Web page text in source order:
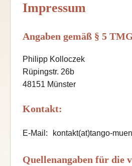
Impressum
Angaben gemäß § 5
Philipp Kolloczek
Rüpingstr. 26b
48151 Münster
Kontakt:
E-Mail: kontakt(at)tango-
Quellenangaben für die